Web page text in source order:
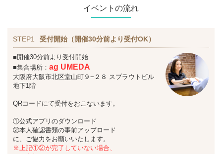
イベントの流れ
STEP1 受付開始（開催30分前より受付OK）
■開催30分前より受付開始
■集合場所： ag UMEDA
大阪府大阪市北区堂山町９−２８ スプラウトビル
地下1階
QRコードにて受付をおこないます。
①公式アプリのダウンロード
②本人確認書類の事前アップロード
に、ご協力をお願いいたします。
※上記①②が完了していない場合、